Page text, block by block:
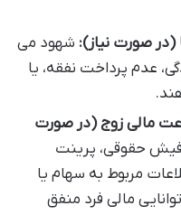
صورت نیاز): شهود می
عدم پرداخت نفقه، یا
مالی زوج (در صورت
فیش حقوقی، پرینت
مربوط به سهام یا
مالی فرد منفق